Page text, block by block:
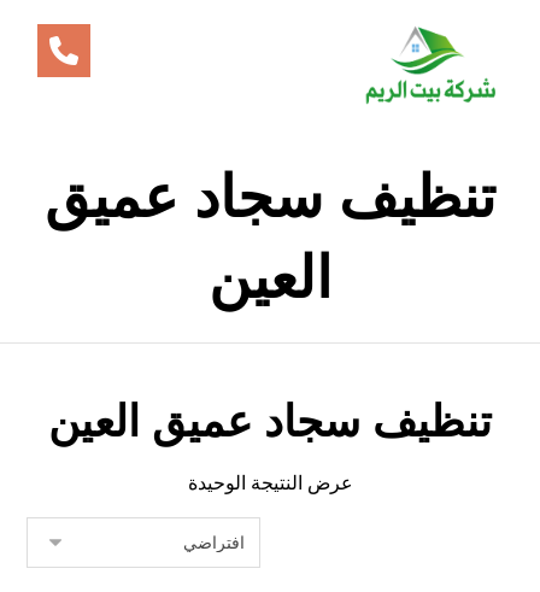
تنظيف سجاد عميق
العين
تنظيف سجاد عميق العين
عرض النتيجة الوحيدة